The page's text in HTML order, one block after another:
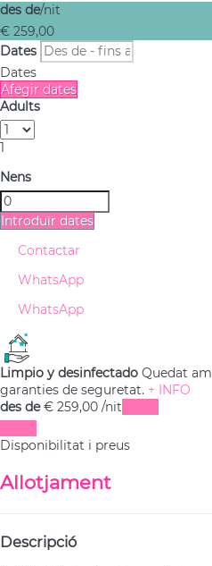
des de/nit
€ 259,00
Dates
Dates
Afegir dates
Adults
1
Nens
Introduïr dates
Contactar
WhatsApp
WhatsApp
Limpio y desinfectado Quedat
garanties de seguretat. + INFO
des de€ 259,00 /nit
Disponibilitat i preus
Allotjament
Descripció